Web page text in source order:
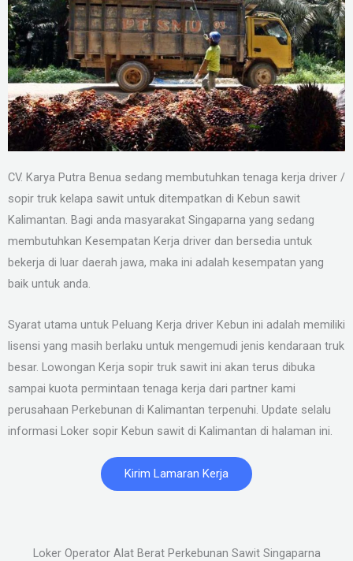
CV. Karya Putra Benua sedang membutuhkan tenaga kerja driver /
sopir truk kelapa sawit untuk ditempatkan di Kebun sawit
Kalimantan. Bagi anda masyarakat Singaparna yang sedang
membutuhkan Kesempatan Kerja driver dan bersedia untuk
bekerja di luar daerah jawa, maka ini adalah kesempatan yang
baik untuk anda.
Syarat utama untuk Peluang Kerja driver Kebun ini adalah memiliki
lisensi yang masih berlaku untuk mengemudi jenis kendaraan truk
besar. Lowongan Kerja sopir truk sawit ini akan terus dibuka
sampai kuota permintaan tenaga kerja dari partner kami
perusahaan Perkebunan di Kalimantan terpenuhi. Update selalu
informasi Loker sopir Kebun sawit di Kalimantan di halaman ini.
Kirim Lamaran Kerja
Loker Operator Alat Berat Perkebunan Sawit Singaparna